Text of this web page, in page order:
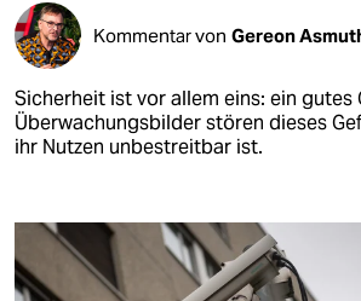
Kommentar von Gereon
Sicherheit ist vor allem eins: ein gutes
Überwachungsbilder stören dieses
ihr Nutzen unbestreitbar ist.